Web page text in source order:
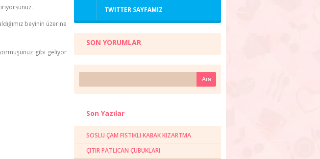
beyinin üzerine
gibi geliyor
TWITTER SAYFAMIZ
SON YORUMLAR
Son Yazılar
SOSLU ÇAM FISTIKLI KABAK KIZARTMA
ÇITIR PATLICAN ÇUBUKLARI